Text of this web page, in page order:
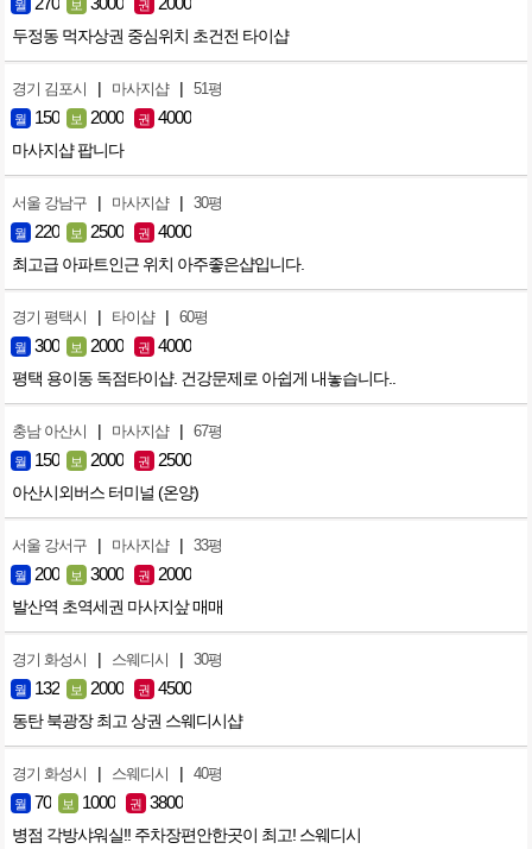
월 보 권
두정동 먹자상권 중심위치 초건전 타이샵
경기 김포시 | 마사지샵 | 51평
월 150 보 2000 권 4000
마사지샵 팝니다
서울 강남구 | 마사지샵 | 30평
월 220 보 2500 권 4000
최고급 아파트인근 위치 아주좋은샵입니다.
경기 평택시 | 타이샵 | 60평
월 300 보 2000 권 4000
평택 용이동 독점타이샵. 건강문제로 아쉽게 내놓습니다..
충남 아산시 | 마사지샵 | 67평
월 150 보 2000 권 2500
아산시외버스 터미널 (온양)
서울 강서구 | 마사지샵 | 33평
월 200 보 3000 권 2000
발산역 초역세권 마사지샆 매매
경기 화성시 | 스웨디시 | 30평
월 132 보 2000 권 4500
동탄 북광장 최고 상권 스웨디시샵
경기 화성시 | 스웨디시 | 40평
월 70 보 1000 권 3800
병점 각방샤워실!! 주차장편안한곳이 최고! 스웨디시